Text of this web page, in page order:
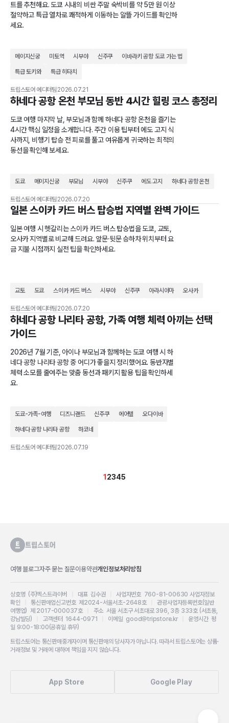
트를 추천해요. 도쿄 시내의 비싼 주말 숙박비를 약 5만 원 이상
절약하고 특급 열차로 쾌적하게 이동하는 알뜰 가이드를 확인하
세요.
메이지신궁 미토역 시부야 신주쿠 이바라키 공항 도쿄 가는 법
특급 토키와 특급 히타치
트립스토어 에디터팀 2026.07.21
하네다 공항 온천 부모님 동반 4시간 힐링 코스 총정리
도쿄 여행 마지막 날, 부모님과 함께 하네다 공항 온천을 즐기는
4시간 핵심 일정을 소개합니다. 주간 이용 팁부터 에도 고지 식
사까지, 비행기 탑승 전 피로를 풀고 여유롭게 귀국하는 최적의
동선을 확인해 보세요.
도쿄 메이지신궁 부모님 시부야 신주쿠 에도 고지 하네다 공항 온천
트립스토어 에디터팀 2026.07.20
일본 스이카 카드 버스 탑승법 지역별 완벽 가이드
일본 여행 시 헷갈리는 스이카 카드 버스 탑승법을 도쿄, 교토,
오사카 지역별로 비교해 드려요. 앞문·뒷문 승하차 위치부터 요
금 지불 시점까지 실전 팁을 확인하세요.
교토 도쿄 스이카 카드 버스 시부야 신주쿠 아라시야마 오사카
트립스토어 에디터팀 2026.07.20
하네다 공항 나리타 공항, 가족 여행 체력 아끼는 선택
가이드
2026년 7월 기준, 아이나 부모님과 함께하는 도쿄 여행 시 하
네다 공항 나리타 공항 중 어디가 좋을지 정리했어요. 동반자별
체력 소모를 줄여주는 맞춤 동선과 패키지 활용 팁을 확인하세
요.
도쿄-가족-여행 디즈니랜드 신주쿠 에어텔 오다이바
하네다 공항 나리타 공항 하코네
트립스토어 에디터팀 2026.07.19
12345
여행 블로그자주 묻는 질문이용약관개인정보처리방침
상호명 (주)엑스트라이버 대표 김수권 |사업자번호 760-81-00630 사업자정보
확인
통신판매업신고번호 제2024-서울서초-2648호|관광사업자등록번호(일반
여행업) 제 2017-000037호| 주소 서울 서초구 서초대로 396, 3층 333호 (서초동,
강남빌딩)
고객센터 1644-0971 이메일 good@tripstore.kr| 운영시간 평
일 9:00-18:00(공휴일 휴무)
트립스토어는 통신판매중개자이며 통신판매의 당사자가 아닙니다. 따라서 트립스토어는 상품·
거래정보 및 거래에 대하여 책임을 지지 않습니다.
App Store Google Play